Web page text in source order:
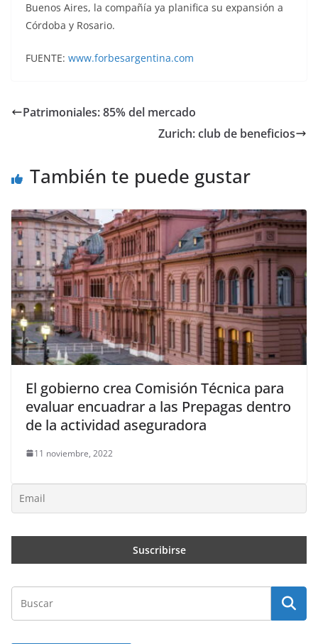
Buenos Aires, la compañía ya planifica su expansión a
Córdoba y Rosario.
FUENTE: www.forbesargentina.com
Patrimoniales: 85% del mercado
Zurich: club de beneficios
También te puede gustar
El gobierno crea Comisión Técnica para
evaluar encuadrar a las Prepagas dentro
de la actividad aseguradora
11 noviembre, 2022